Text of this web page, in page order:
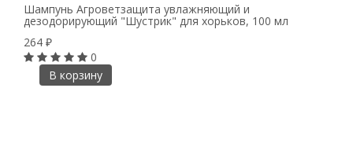
Шампунь Агроветзащита увлажняющий и
дезодорирующий "Шустрик" для хорьков, 100 мл
264 ₽
0
В корзину